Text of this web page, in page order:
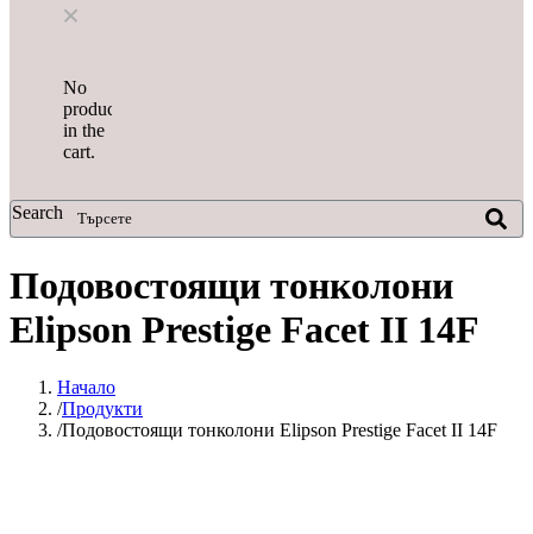
No
products
in the
cart.
Search
Подовостоящи тонколони
Elipson Prestige Facet II 14F
Начало
Продукти
Подовостоящи тонколони Elipson Prestige Facet II 14F